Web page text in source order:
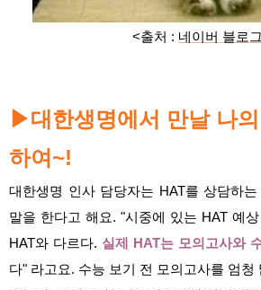
<출처 : 네이버 블로그
▶대한생명에서 만날 나
하여~!
대한생명 인사 담당자는 HAT를 상담하
말을 한다고 해요. "시중에 있는 HAT 예
HAT와 다르다. 실제 HAT는 모의고사와
다" 라고요. 수능 보기 전 모의고사를 엄청